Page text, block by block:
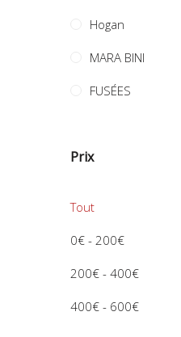
Hogan
MARA BINI
FUSÉES
Prix
Tout
0€ - 200€
200€ - 400€
400€ - 600€